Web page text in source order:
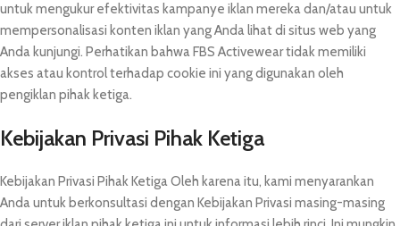
untuk mengukur efektivitas kampanye iklan mereka dan/atau untuk
mempersonalisasi konten iklan yang Anda lihat di situs web yang
Anda kunjungi. Perhatikan bahwa FBS Activewear tidak memiliki
akses atau kontrol terhadap cookie ini yang digunakan oleh
pengiklan pihak ketiga.
Kebijakan Privasi Pihak Ketiga
Kebijakan Privasi Pihak Ketiga Oleh karena itu, kami menyarankan
Anda untuk berkonsultasi dengan Kebijakan Privasi masing-masing